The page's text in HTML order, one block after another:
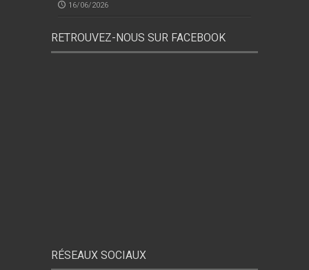
16/06/2026
RETROUVEZ-NOUS SUR FACEBOOK
RÉSEAUX SOCIAUX